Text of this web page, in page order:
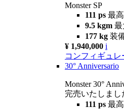
Monster SP
111 ps 最
9.5 kgm 最
177 kg 装
¥ 1,940,000 i
コンフィギュレ
30° Anniversario
Monster 30°
完売いたしまし
111 ps 最